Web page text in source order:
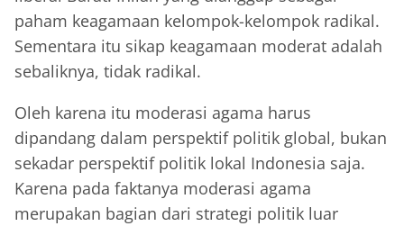
paham keagamaan kelompok-kelompok radikal.
Sementara itu sikap keagamaan moderat adalah
sebaliknya, tidak radikal.
Oleh karena itu moderasi agama harus
dipandang dalam perspektif politik global, bukan
sekadar perspektif politik lokal Indonesia saja.
Karena pada faktanya moderasi agama
merupakan bagian dari strategi politik luar